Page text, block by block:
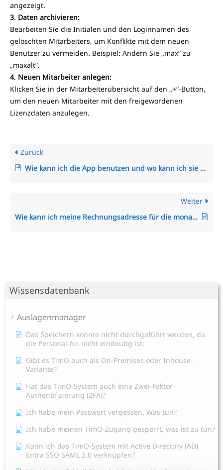
Wissensdatenbank
Auslagenmanager
Das Speichern konnte nicht durchgeführt werden, da
die Personal-Nr. nicht eindeutig ist.
Gibt es TimO auch als On-Premises oder Inhouse-
Variante?
Hat das TimO-System auch eine Zwei-Faktor-
Authentifizierung (2FA)?
Ich habe mein Passwort vergessen. Was tun?
Ich habe meinen TimO-Zugang gesperrt, was ist zu tun?
Kann ich das TimO-System mit Active Directory (AD)
Entra SSO SAML 2.0 verknüpfen?
angezeigt.
3. Daten archivieren:
Bearbeiten Sie die Initialen und den Loginnamen des
gelöschten Mitarbeiters, um Konflikte mit dem neuen
Benutzer zu vermeiden. Beispiel: Ändern Sie „max“ zu
„maxalt“.
4. Neuen Mitarbeiter anlegen:
Klicken Sie in der Mitarbeiterübersicht auf den „+“-Button,
um den neuen Mitarbeiter mit den freigewordenen
Lizenzdaten anzulegen.
Zurück
Wie kann ich die App benutzen und wo kann ich sie herunterladen?
Weiter
Wie kann ich meine Rechnungsadresse für die monatlichen TimO-Rechnungen anpassen?